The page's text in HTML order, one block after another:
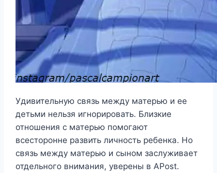
Удивительную связь между матерью и ее
детьми нельзя игнорировать. Близкие
отношения с матерью помогают
всесторонне развить личность ребенка. Но
связь между матерью и сыном заслуживает
отдельного внимания, уверены в APost.